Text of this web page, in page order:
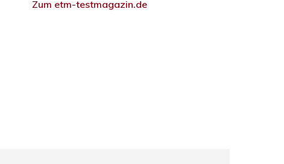
Zum etm-testmagazin.de